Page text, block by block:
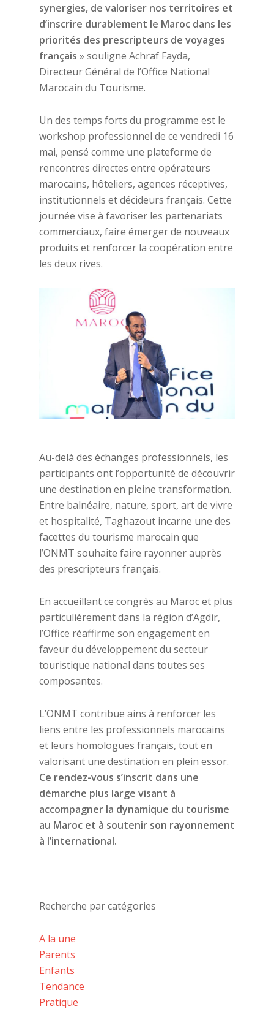
synergies, de valoriser nos territoires et
d’inscrire durablement le Maroc dans les
priorités des prescripteurs de voyages
français » souligne Achraf Fayda,
Directeur Général de l’Office National
Marocain du Tourisme.
Un des temps forts du programme est le
workshop professionnel de ce vendredi 16
mai, pensé comme une plateforme de
rencontres directes entre opérateurs
marocains, hôteliers, agences réceptives,
institutionnels et décideurs français. Cette
journée vise à favoriser les partenariats
commerciaux, faire émerger de nouveaux
produits et renforcer la coopération entre
les deux rives.
Au-delà des échanges professionnels, les
participants ont l’opportunité de découvrir
une destination en pleine transformation.
Entre balnéaire, nature, sport, art de vivre
et hospitalité, Taghazout incarne une des
facettes du tourisme marocain que
l’ONMT souhaite faire rayonner auprès
des prescripteurs français.
En accueillant ce congrès au Maroc et plus
particulièrement dans la région d’Agdir,
l’Office réaffirme son engagement en
faveur du développement du secteur
touristique national dans toutes ses
composantes.
L’ONMT contribue ains à renforcer les
liens entre les professionnels marocains
et leurs homologues français, tout en
valorisant une destination en plein essor.
Ce rendez-vous s’inscrit dans une
démarche plus large visant à
accompagner la dynamique du tourisme
au Maroc et à soutenir son rayonnement
à l’international.
Recherche par catégories
A la une
Parents
Enfants
Tendance
Pratique